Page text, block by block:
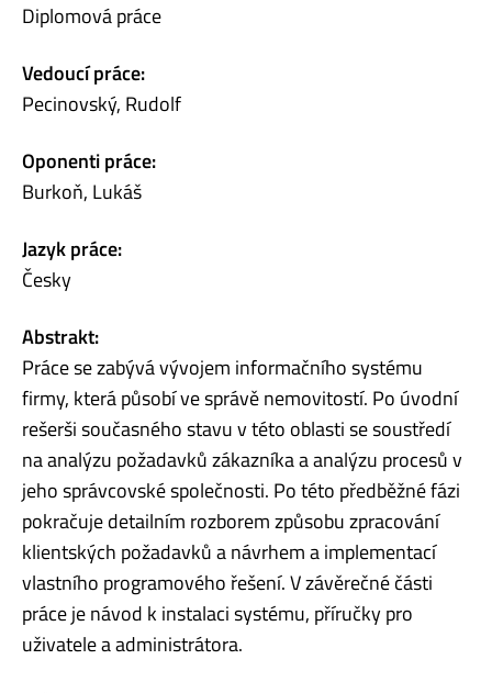
Diplomová práce
Vedoucí práce:
Pecinovský, Rudolf
Oponenti práce:
Burkoň, Lukáš
Jazyk práce:
Česky
Abstrakt:
Práce se zabývá vývojem informačního systému
firmy, která působí ve správě nemovitostí. Po úvodní
rešerši současného stavu v této oblasti se soustředí
na analýzu požadavků zákazníka a analýzu procesů v
jeho správcovské společnosti. Po této předběžné fázi
pokračuje detailním rozborem způsobu zpracování
klientských požadavků a návrhem a implementací
vlastního programového řešení. V závěrečné části
práce je návod k instalaci systému, příručky pro
uživatele a administrátora.